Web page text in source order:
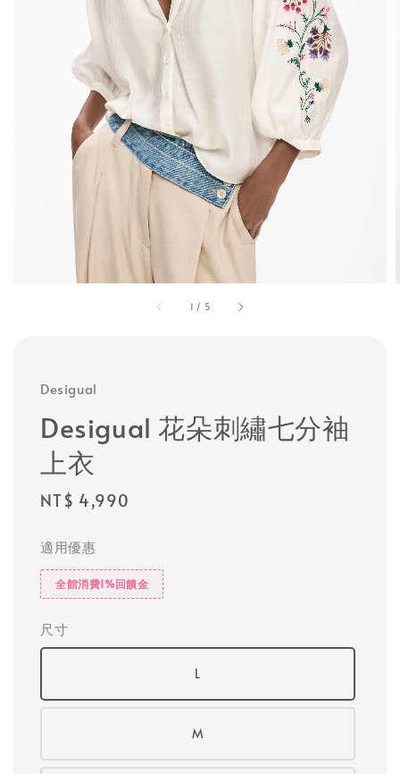
1 / 5
Desigual
Desigual 花朵刺繡七分袖
上衣
Regular
NT$ 4,990
適用優惠
全館消費1%回饋金
尺寸
L
M